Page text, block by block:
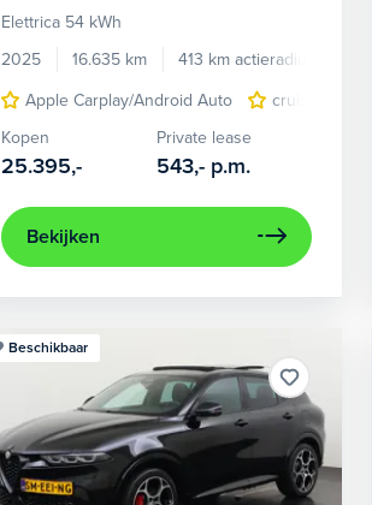
Elettrica 54 kWh
2025
16.635 km 413 km actieradius
Apple Carplay/Android Auto
cruise
Kopen
25.395,-
Private lease
543,- p.m.
Bekijken
Beschikbaar